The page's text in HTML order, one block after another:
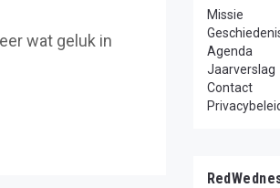
wat geluk in
Missie
Agenda
Jaarverslag
Contact